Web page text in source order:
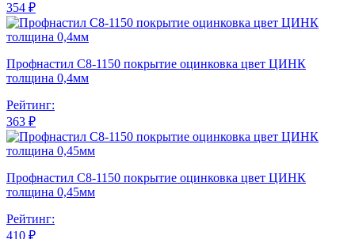
354 ₽
Профнастил С8-1150 покрытие оцинковка цвет ЦИНК
толщина 0,4мм
Рейтинг:
363 ₽
Профнастил С8-1150 покрытие оцинковка цвет ЦИНК
толщина 0,45мм
Рейтинг:
410 ₽